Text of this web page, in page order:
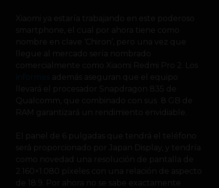
Xiaomi ya estaría trabajando en este poderoso
smartphone, el cual por ahora tiene como
nombre en clave ‘Chiron’, pero una vez que
llegue al mercado sería nombrado
comercialmente como Xiaomi Redmi Pro 2. Los
además aseguran que el equipo
llevará el procesador Snapdragon 835 de
Qualcomm, que combinado con sus 8 GB de
RAM garantizará un rendimiento envidiable.
El panel de 6 pulgadas que tendrá el teléfono
será proporcionado por Japan Display, y tendría
como novedad una resolución de pantalla de
2.160×1.080 píxeles con una relación de aspecto
de 18:9. Por ahora no se sabe exactamente